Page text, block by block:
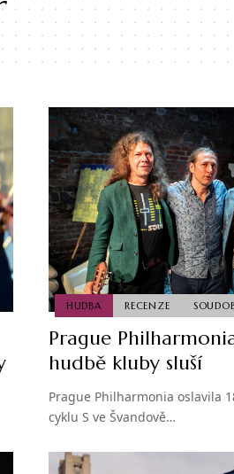
HUDBA RECENZE
Prague
hudbě kluby sluší
Prague Philharmonia oslavila
cyklu S ve Švandově…